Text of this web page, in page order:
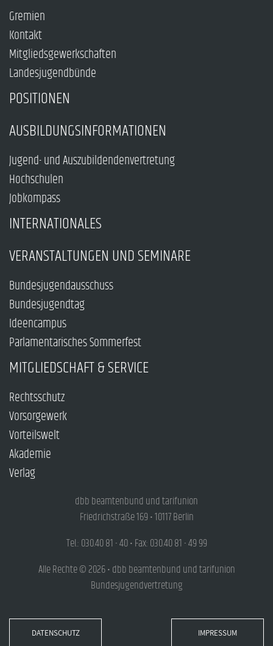
Gremien
Kontakt
Mitgliedsgewerkschaften
Landesjugendbünde
POSITIONEN
AUSBILDUNGSINFORMATIONEN
Jugend- und Auszubildendenvertretung
Hochschulen
Jobkompass
INTERNATIONALES
VERANSTALTUNGEN UND SEMINARE
Bundesjugendausschuss
Bundesjugendtag
Ideencampus
Parlamentarisches Sommerfest
MITGLIEDSCHAFT & SERVICE
Rechtsschutz
Vorsorgewerk
Vorteilswelt
Akademie
Verlag
dbb beamtenbund und tarifunion
Friedrichstraße 169 • 10117 Berlin
Tel.: 030.40 81 - 40 • Fax: 030.40 81 - 49 99
Alle Rechte © 2026 • dbb beamtenbund und tarifunion
Bundesjugendvertretung
DATENSCHUTZ IMPRESSUM